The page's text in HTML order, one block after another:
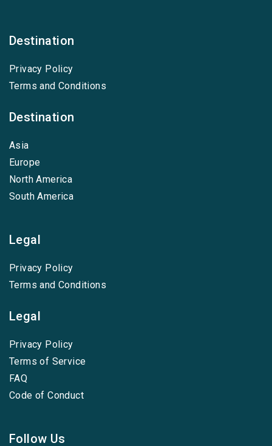
Destination
Privacy Policy
Terms and Conditions
Destination
Asia
Europe
North America
South America
Legal
Privacy Policy
Terms and Conditions
Legal
Privacy Policy
Terms of Service
FAQ
Code of Conduct
Follow Us